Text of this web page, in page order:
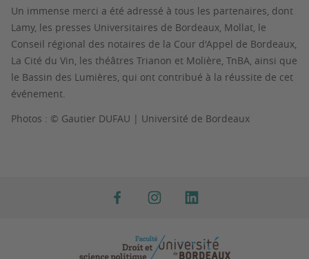
Un immense merci a été adressé à tous les partenaires, dont
Lamy, les presses Universitaires de Bordeaux, Mollat, le
Conseil régional des notaires de la Cour d'Appel de Bordeaux,
La Cité du Vin, les théâtres Trianon et Molière, TnBA, ainsi que
le Bassin des Lumières, qui ont contribué à la réussite de cet
événement.
Photos : © Gautier DUFAU | Université de Bordeaux